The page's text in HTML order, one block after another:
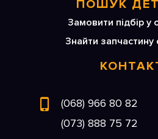
ПОШУК
Замовити підбір у
Знайти запчастину
(068) 966 80 82
(073) 888 75 72